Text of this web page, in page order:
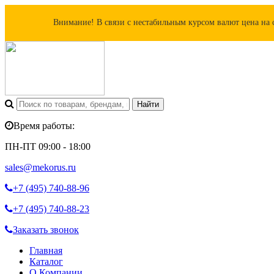
Внимание! В связи с нестабильным курсом валют цена на
Время работы:
ПН-ПТ 09:00 - 18:00
sales@mekorus.ru
+7 (495) 740-88-96
+7 (495) 740-88-23
Заказать звонок
Главная
Каталог